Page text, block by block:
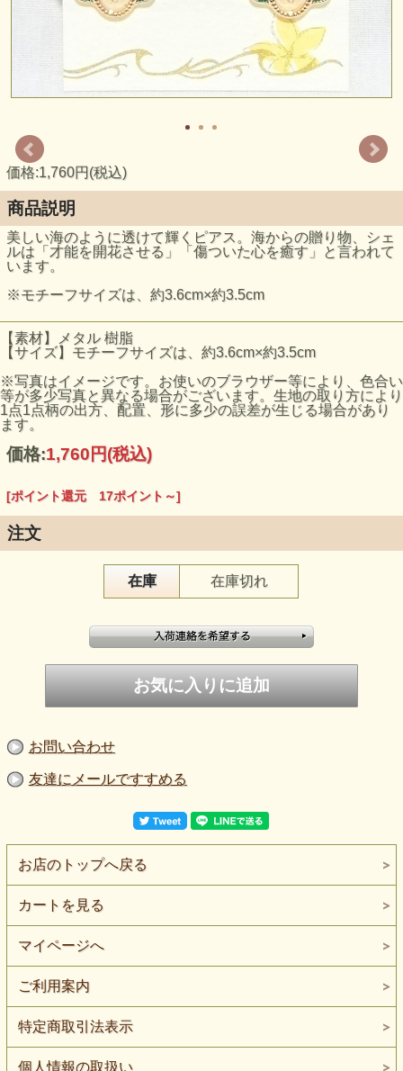
価格:1,760円(税込)
商品説明
美しい海のように透けて輝くピアス。海からの贈り物、シェ
ルは「才能を開花させる」「傷ついた心を癒す」と言われて
います。
※モチーフサイズは、約3.6cm×約3.5cm
【素材】メタル 樹脂
【サイズ】モチーフサイズは、約3.6cm×約3.5cm
※写真はイメージです。お使いのブラウザー等により、色合い
等が多少写真と異なる場合がございます。生地の取り方により
1点1点柄の出方、配置、形に多少の誤差が生じる場合があり
ます。
価格:1,760円(税込)
[ポイント還元 17ポイント～]
注文
在庫 在庫切れ
お問い合わせ
友達にメールですすめる
お店のトップへ戻る
カートを見る
マイページへ
ご利用案内
特定商取引法表示
個人情報の取扱い